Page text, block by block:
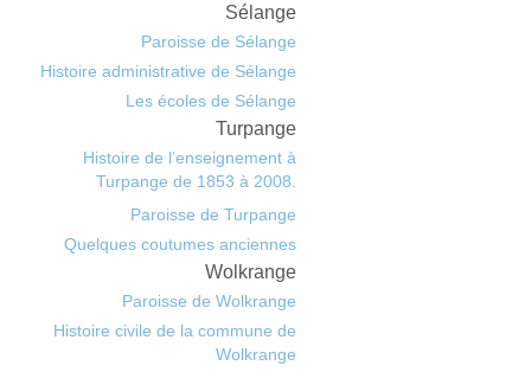
Sélange
Paroisse de Sélange
Histoire administrative de Sélange
Les écoles de Sélange
Turpange
Histoire de l’enseignement à
Turpange de 1853 à 2008.
Paroisse de Turpange
Quelques coutumes anciennes
Wolkrange
Paroisse de Wolkrange
Histoire civile de la commune de
Wolkrange